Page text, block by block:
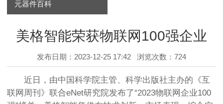
元器件百科
美格智能荣获物联网100强企业
发布日期：2023-12-25 17:42 浏览次数：724
近日，由中国科学院主管、科学出版社主办的《互
联网周刊》联合eNet研究院发布了“2023物联网企业100